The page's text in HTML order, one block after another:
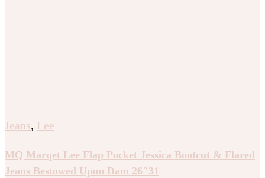
Jeans, Lee
MQ Marqet Lee Flap Pocket Jessica Bootcut & Flared
Jeans Bestowed Upon Dam 26″31